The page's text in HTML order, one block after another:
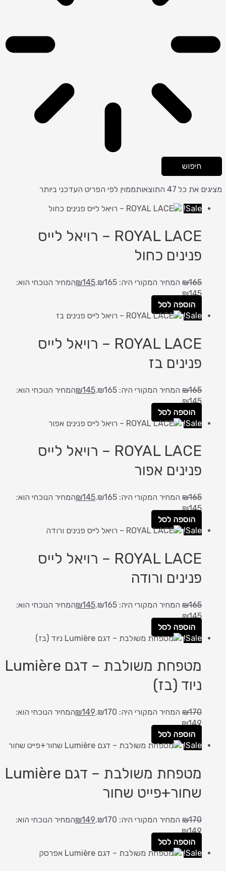
חיפוש
מציגים את כל ⁦47⁩ התוצאות
ממוין לפי הפריט העדכני ביותר
Sale!
ROYAL LACE – רויאל לייס
פנינים כחול
₪165 המחיר המקורי היה: ₪165. ₪145
המחיר הנוכחי הוא:
₪145.
הוספה לסל
Sale!
ROYAL LACE – רויאל לייס
פנינים בז
₪165 המחיר המקורי היה: ₪165. ₪145
המחיר הנוכחי הוא:
₪145.
הוספה לסל
Sale!
ROYAL LACE – רויאל לייס
פנינים אפור
₪165 המחיר המקורי היה: ₪165. ₪145
המחיר הנוכחי הוא:
₪145.
הוספה לסל
Sale!
ROYAL LACE – רויאל לייס
פנינים ורודה
₪165 המחיר המקורי היה: ₪165. ₪145
המחיר הנוכחי הוא:
₪145.
הוספה לסל
Sale!
מטפחת משולבת – דגם Lumière
ניוד (בז)
₪170 המחיר המקורי היה: ₪170. ₪149
המחיר הנוכחי הוא:
₪149.
הוספה לסל
Sale!
מטפחת משולבת – דגם Lumière
שחור+פייט שחור
₪170 המחיר המקורי היה: ₪170. ₪149
המחיר הנוכחי הוא:
₪149.
הוספה לסל
Sale!